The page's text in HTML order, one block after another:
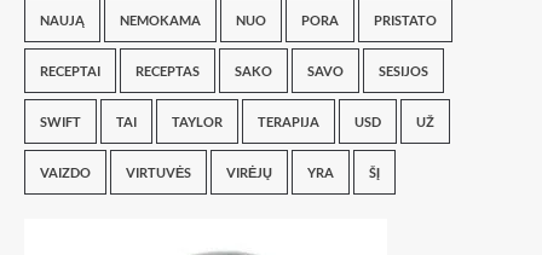
NAUJĄ NEMOKAMA NUO PORA PRISTATO
RECEPTAI RECEPTAS SAKO SAVO SESIJOS
SWIFT TAI TAYLOR TERAPIJA USD UŽ
VAIZDO VIRTUVĖS VIRĖJŲ YRA ŠĮ